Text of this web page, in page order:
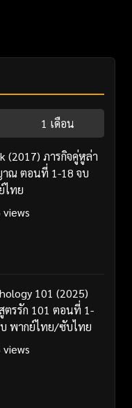
1 เดือน
(2017) ภารกิจคู่หูล่า
ณ ตอนที่ 1-18 จบ
ไทย
101 (2025)
ตรรัก 101 ตอนที่ 1-
จบ พากย์ไทย/ซับไทย